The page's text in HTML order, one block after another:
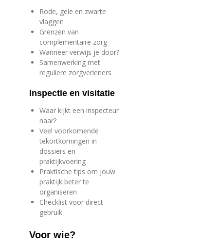
Rode, gele en zwarte
vlaggen
Grenzen van
complementaire zorg
Wanneer verwijs je door?
Samenwerking met
reguliere zorgverleners
Inspectie en visitatie
Waar kijkt een inspecteur
naar?
Veel voorkomende
tekortkomingen in
dossiers en
praktijkvoering
Praktische tips om jouw
praktijk beter te
organiseren
Checklist voor direct
gebruik
Voor wie?